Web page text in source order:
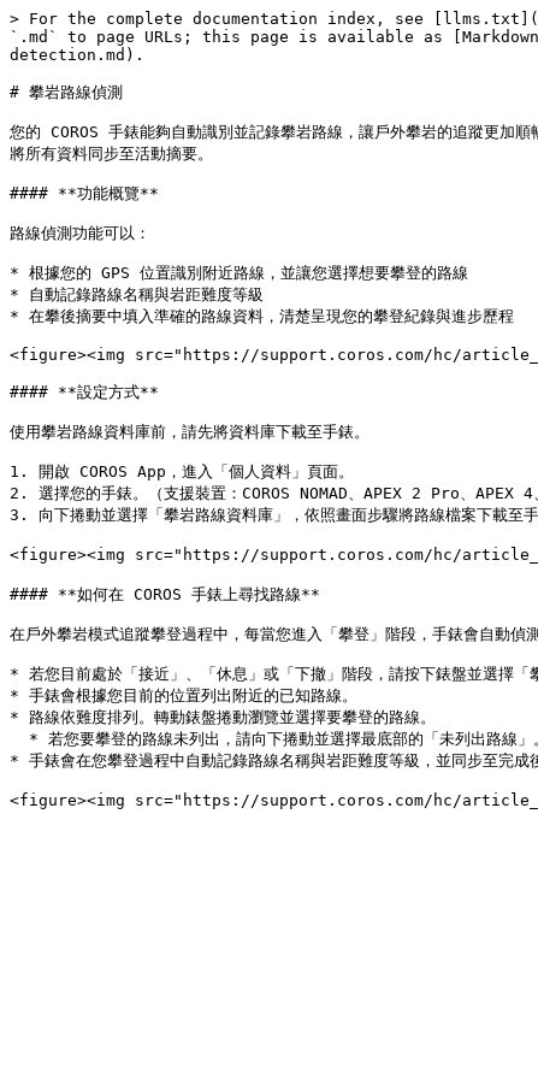
> For the complete documentation index, see
`.md` to page URLs; this page is available as
detection.md).
# 攀岩路線偵測
您的 COROS 手錶能夠自動識別並記錄攀岩路線，讓戶外攀岩的追蹤更加
將所有資料同步至活動摘要。
#### **功能概覽**
路線偵測功能可以：
* 根據您的 GPS 位置識別附近路線，並讓您選擇想要攀登的路線
* 自動記錄路線名稱與岩距難度等級
* 在攀後摘要中填入準確的路線資料，清楚呈現您的攀登紀錄與進步歷程
<figure><img src="https://support.coros.com/hc/
#### **設定方式**
使用攀岩路線資料庫前，請先將資料庫下載至手錶。
1. 開啟 COROS App，進入「個人資料」頁面。
2. 選擇您的手錶。（支援裝置：COROS NOMAD、APEX 2 Pro、APEX
3. 向下捲動並選擇「攀岩路線資料庫」，依照畫面步驟將路線檔案下載至手
<figure><img src="https://support.coros.com/hc/
#### **如何在 COROS 手錶上尋找路線**
在戶外攀岩模式追蹤攀登過程中，每當您進入「攀登」階段，手錶會自動偵
* 若您目前處於「接近」、「休息」或「下撤」階段，請按下錶盤並選擇「
* 手錶會根據您目前的位置列出附近的已知路線。
* 路線依難度排列。轉動錶盤捲動瀏覽並選擇要攀登的路線。
* 手錶會在您攀登過程中自動記錄路線名稱與岩距難度等級，並同步至完成